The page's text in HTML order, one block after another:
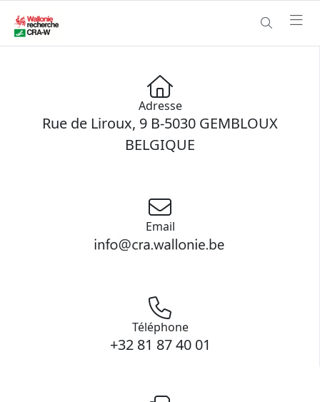
Adresse
Rue de Liroux, 9 B-5030 GEMBLOUX
BELGIQUE
Email
Téléphone
+32 81 87 40 01